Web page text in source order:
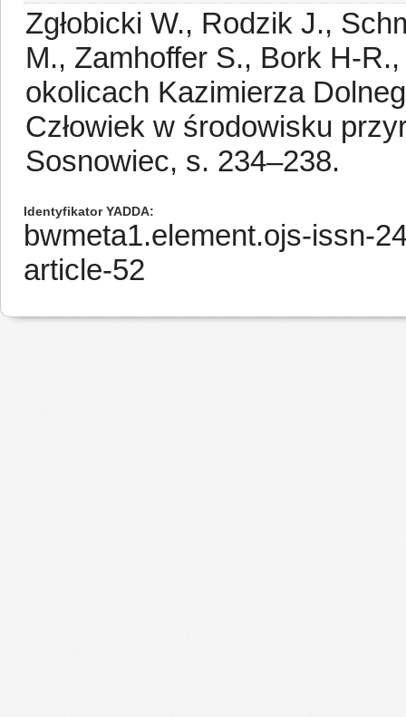
Zgłobicki W., Rodzik J.,
M., Zamhoffer S., Bork H-
okolicach Kazimierza
Człowiek w środowisku
Sosnowiec, s. 234–238.
Identyfikator YADDA
bwmeta1.element.ojs-issn-
article-52